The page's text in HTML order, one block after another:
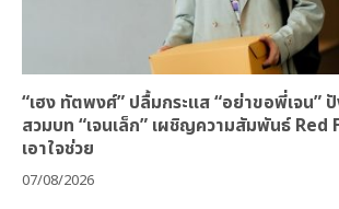
“เฮง ทัตพงศ์” ปลื้มกระแส “อย่าขอพี่เจน”
สวมบท “เจนเล็ก” เผชิญความสัมพันธ์
เอาใจช่วย
07/08/2026